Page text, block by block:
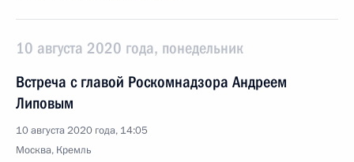
10 августа 2020 года, понедельник
Встреча с главой Роскомнадзора Андреем
Липовым
10 августа 2020 года, 14:05
Москва, Кремль